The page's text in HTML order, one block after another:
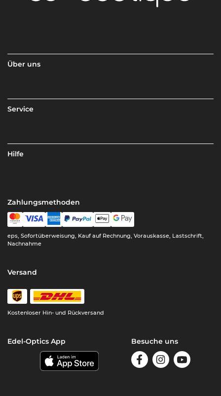
Über uns
Service
Hilfe
Zahlungsmethoden
eps, Sofortüberweisung, Kauf auf Rechnung, Vorauskasse, Lastschrift,
Nachnahme
Versand
Kostenloser Hin- und Rückversand
Edel-Optics App Besuche uns